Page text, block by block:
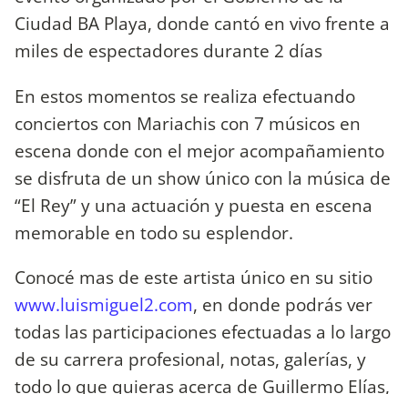
Ciudad BA Playa, donde cantó en vivo frente a
miles de espectadores durante 2 días
En estos momentos se realiza efectuando
conciertos con Mariachis con 7 músicos en
escena donde con el mejor acompañamiento
se disfruta de un show único con la música de
“El Rey” y una actuación y puesta en escena
memorable en todo su esplendor.
Conocé mas de este artista único en su sitio
www.luismiguel2.com, en donde podrás ver
todas las participaciones efectuadas a lo largo
de su carrera profesional, notas, galerías, y
todo lo que quieras acerca de Guillermo Elías,